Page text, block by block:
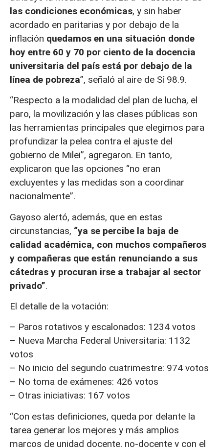
las condiciones económicas, y sin haber
acordado en paritarias y por debajo de la
inflación quedamos en una situación donde
hoy entre 60 y 70 por ciento de la docencia
universitaria del país está por debajo de la
línea de pobreza”, señaló al aire de Sí 98.9.
“Respecto a la modalidad del plan de lucha, el
paro, la movilización y las clases públicas son
las herramientas principales que elegimos para
profundizar la pelea contra el ajuste del
gobierno de Milei”, agregaron. En tanto,
explicaron que las opciones “no eran
excluyentes y las medidas son a coordinar
nacionalmente”.
Gayoso alertó, además, que en estas
circunstancias, “ya se percibe la baja de
calidad académica, con muchos compañeros
y compañeras que están renunciando a sus
cátedras y procuran irse a trabajar al sector
privado”.
El detalle de la votación:
– Paros rotativos y escalonados: 1234 votos
– Nueva Marcha Federal Universitaria: 1132
votos
– No inicio del segundo cuatrimestre: 974 votos
– No toma de exámenes: 426 votos
– Otras iniciativas: 167 votos
“Con estas definiciones, queda por delante la
tarea generar los mejores y más amplios
marcos de unidad docente, no-docente y con el